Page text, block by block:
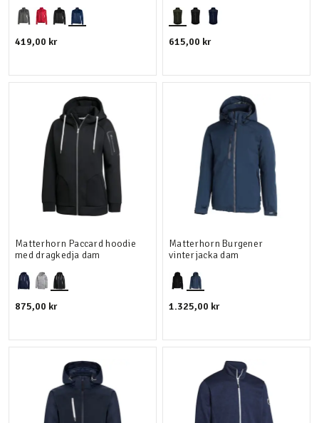
419,00 kr 615,00 kr
Matterhorn Paccard hoodie
med dragkedja dam
875,00 kr
Matterhorn Burgener
vinterjacka dam
1.325,00 kr